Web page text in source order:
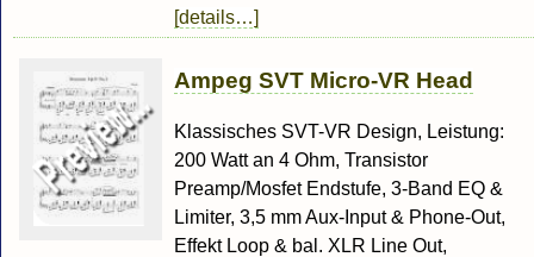
[details…]
Ampeg SVT Micro-VR Head
Klassisches SVT-VR Design, Leistung:
200 Watt an 4 Ohm, Transistor
Preamp/Mosfet Endstufe, 3-Band EQ &
Limiter, 3,5 mm Aux-Input & Phone-Out,
Effekt Loop & bal. XLR Line Out,